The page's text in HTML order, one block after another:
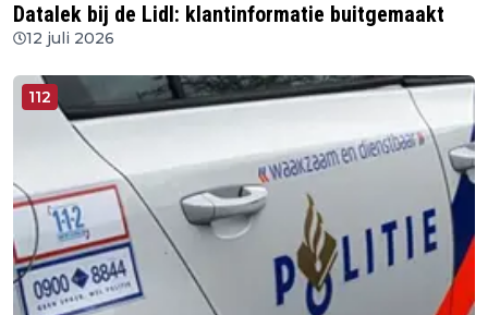
Datalek bij de Lidl: klantinformatie buitgemaakt
12 juli 2026
112